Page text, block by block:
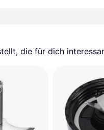
die für dich